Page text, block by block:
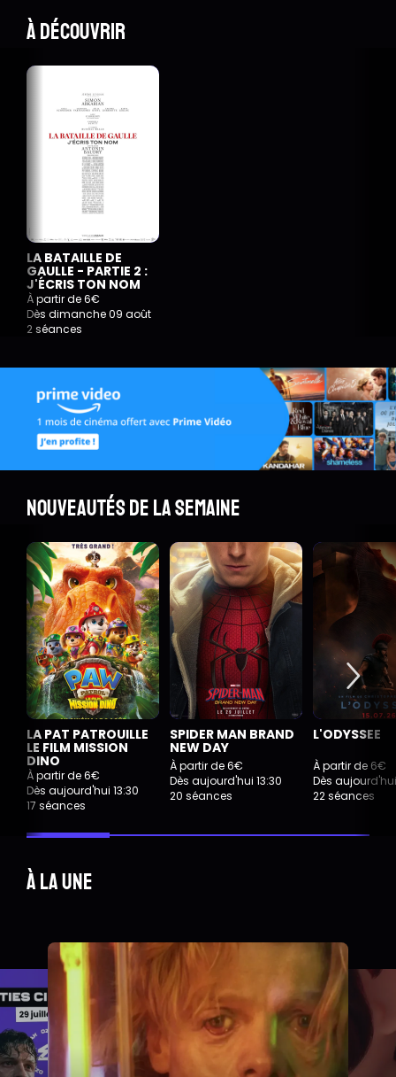
À découvrir
LA BATAILLE DE
GAULLE - PARTIE 2 :
J'ÉCRIS TON NOM
À partir de 6€
Dès dimanche 09 août
2 séances
Nouveautés de la semaine
LA PAT PATROUILLE
LE FILM MISSION
DINO
À partir de 6€
Dès aujourd'hui 13:30
17 séances
SPIDER MAN BRAND
NEW DAY
À partir de 6€
Dès aujourd'hui 13:30
20 séances
L'ODYSSEE
À partir de 6€
Dès aujourd'hui
22 séances
À la une